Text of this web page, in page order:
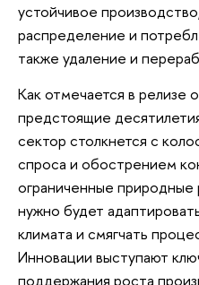
устойчивое
распределение и
также удаление и
Как отмечается в релизе
предстоящие
сектор столкнется с
спроса и обострением
ограниченные
нужно будет
климата и смягчать
Инновации выступают
поддержания роста